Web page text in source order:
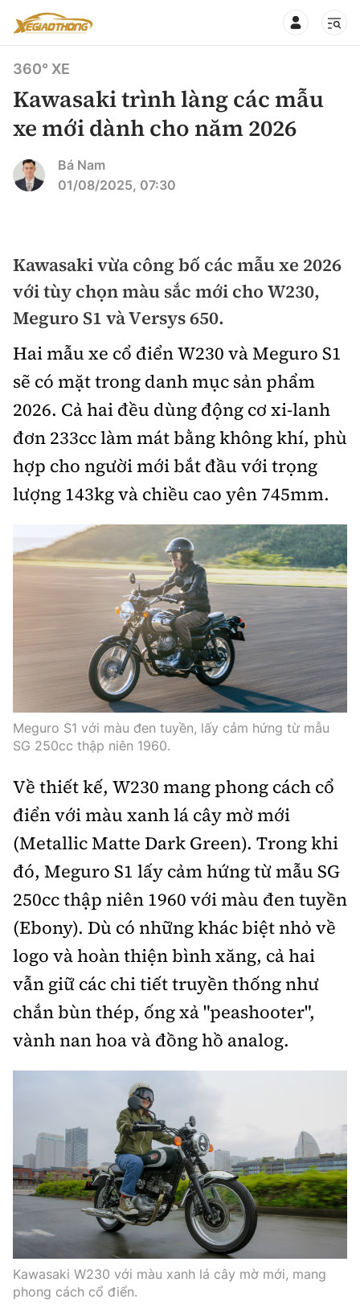
360° xe
Hạ tầng phương tiện
Góc nhìn
Xe du lịch
Xe chuyên dụng
Xe máy
Đánh giá xe
Đánh giá xe mới
So sánh
Xếp hạng xe
Tư vấn sử dụng
Chọn xe
Lái xe an toàn
Bảo hiểm xe
Sản phẩm bảo hiểm
Bồi thường bảo hiểm
Xe xanh
Video
Review xe
Giới thiệu xe
Tư vấn
Ô tô
Xe máy
Cơ quan chủ quản: Bộ Xây dựng
Tổng biên tập:
Nguyễn Thị Hồng Nga
Trưởng ban Ô tô - Xe máy:
Nguyễn Tiến Mạnh
Chuyên trang của Báo Xây dựng
Tòa soạn: Số 2 Nguyễn Công Hoan, phường Giảng Võ,
Hà Nội.
Hotline: 0967 376 459;
Liên hệ quảng cáo phát hành: 0915.057.282
Email:bandoc@baoxaydung.vn
Thông tin tòa soạn
360° XE
Kawasaki trình làng các mẫu
xe mới dành cho năm 2026
Bá Nam
01/08/2025, 07:30
Kawasaki vừa công bố các mẫu xe 2026
với tùy chọn màu sắc mới cho W230,
Meguro S1 và Versys 650.
Hai mẫu xe cổ điển W230 và Meguro S1
sẽ có mặt trong danh mục sản phẩm
2026. Cả hai đều dùng động cơ xi-lanh
đơn 233cc làm mát bằng không khí, phù
hợp cho người mới bắt đầu với trọng
lượng 143kg và chiều cao yên 745mm.
Meguro S1 với màu đen tuyền, lấy cảm hứng từ mẫu
SG 250cc thập niên 1960.
Về thiết kế, W230 mang phong cách cổ
điển với màu xanh lá cây mờ mới
(Metallic Matte Dark Green). Trong khi
đó, Meguro S1 lấy cảm hứng từ mẫu SG
250cc thập niên 1960 với màu đen tuyền
(Ebony). Dù có những khác biệt nhỏ về
logo và hoàn thiện bình xăng, cả hai
vẫn giữ các chi tiết truyền thống như
chắn bùn thép, ống xả "peashooter",
vành nan hoa và đồng hồ analog.
Kawasaki W230 với màu xanh lá cây mờ mới, mang
phong cách cổ điển.